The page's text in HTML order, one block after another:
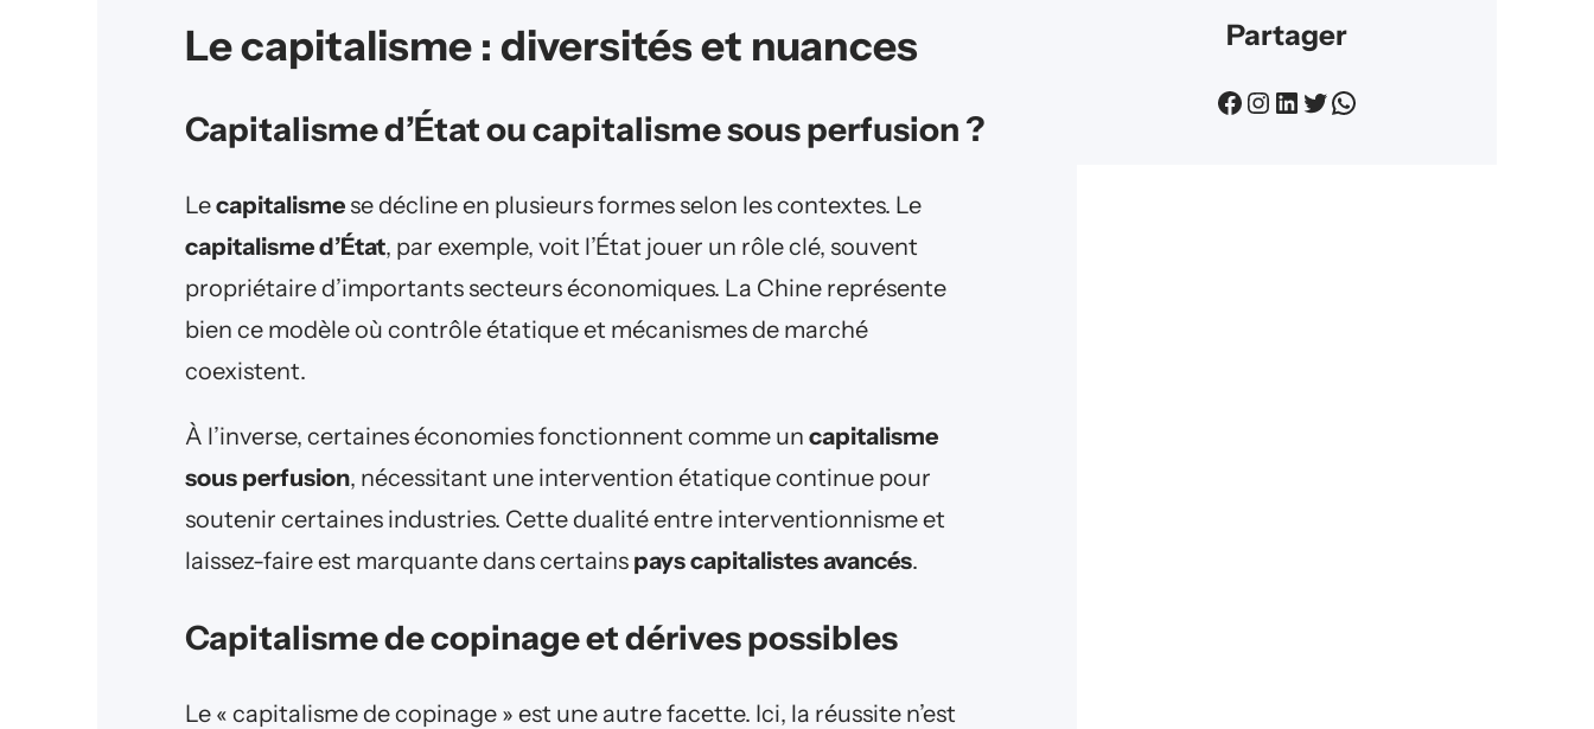
Le capitalisme : diversités et nuances
Capitalisme d’État ou capitalisme sous perfusion ?
Lecapitalismese décline en plusieurs formes selon les contextes. Le
capitalisme d’État, par exemple, voit l’État jouer un rôle clé, souvent
propriétaire d’importants secteurs économiques. La Chine représente
bien ce modèle où contrôle étatique et mécanismes de marché
coexistent.
À l’inverse, certaines économies fonctionnent comme un capitalisme
sous perfusion, nécessitant une intervention étatique continue pour
soutenir certaines industries. Cette dualité entre interventionnisme et
laissez-faire est marquante dans certains pays capitalistes avancés.
Capitalisme de copinage et dérives possibles
Le « capitalisme de copinage » est une autre facette. Ici, la réussite n’est
Partager
Facebook Instagram LinkedIn Twitter WhatsApp